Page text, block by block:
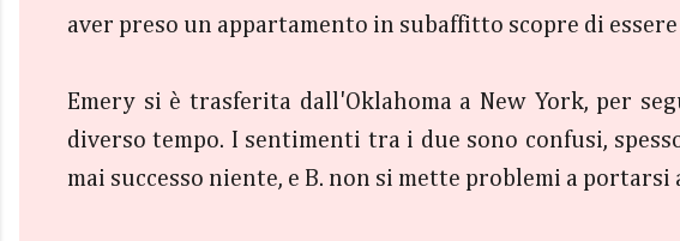
aver preso un appartamento in subaffitto scopre di
Emery si è trasferita dall'Oklahoma a New York, per
diverso tempo. I sentimenti tra i due sono confusi,
mai successo niente, e B. non si mette problemi a